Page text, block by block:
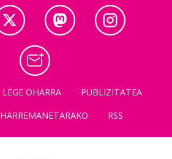
LEGE OHARRA
PUBLIZITATEA
HARREMANETARAKO RSS